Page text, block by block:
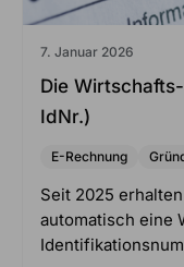
7. Januar 2026
Die
IdNr.)
E-Rechnung
Seit 2025
automatisch eine